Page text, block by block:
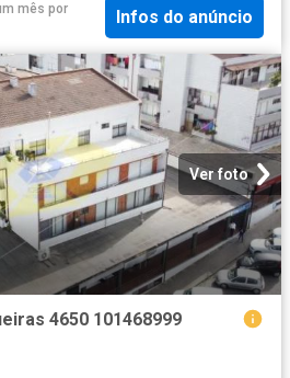
mês por
Infos do anúncio
Ver foto
4650 101468999